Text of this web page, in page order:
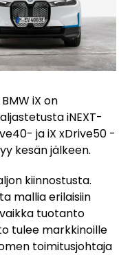
iX on
iNEXT-
ja iX xDrive50 -
kesän jälkeen.
kiinnostusta.
mallia erilaisiin
tuotanto
tulee markkinoille
toimitusjohtaja